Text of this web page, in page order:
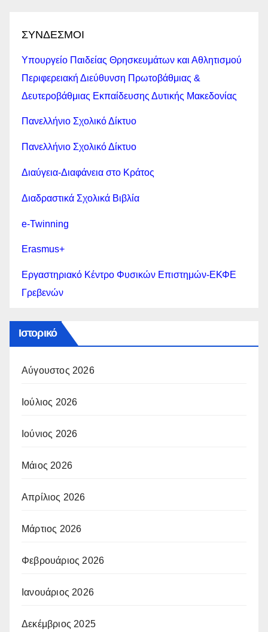
ΣΥΝΔΕΣΜΟΙ
Υπουργείο Παιδείας Θρησκευμάτων και Αθλητισμού
Περιφερειακή Διεύθυνση Πρωτοβάθμιας &
Δευτεροβάθμιας Εκπαίδευσης Δυτικής Μακεδονίας
Πανελλήνιο Σχολικό Δίκτυο
Πανελλήνιο Σχολικό Δίκτυο
Διαύγεια-Διαφάνεια στο Κράτος
Διαδραστικά Σχολικά Βιβλία
e-Twinning
Erasmus+
Εργαστηριακό Κέντρο Φυσικών Επιστημών-ΕΚΦΕ
Γρεβενών
Ιστορικό
Αύγουστος 2026
Ιούλιος 2026
Ιούνιος 2026
Μάιος 2026
Απρίλιος 2026
Μάρτιος 2026
Φεβρουάριος 2026
Ιανουάριος 2026
Δεκέμβριος 2025